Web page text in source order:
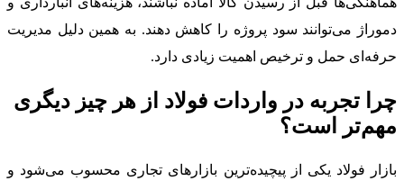
دموراژ می‌توانند سود پروژه را کاهش دهند. به همین دلیل مدیریت
حرفه‌ای حمل و ترخیص اهمیت زیادی دارد.
چرا تجربه در واردات فولاد از هر چیز دیگری
مهم‌تر است؟
بازار فولاد یکی از پیچیده‌ترین بازارهای تجاری محسوب می‌شود و